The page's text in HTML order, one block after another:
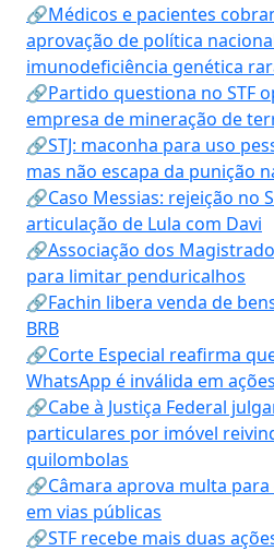
🔗Médicos e pacientes
aprovação de política
imunodeficiência genética
🔗Partido questiona no STF
empresa de mineração de
🔗STJ: maconha para uso
mas não escapa da punição
🔗Caso Messias: rejeição no
articulação de Lula com Davi
🔗Associação dos
para limitar penduricalhos
🔗Fachin libera venda de
BRB
🔗Corte Especial reafirma
WhatsApp é inválida em
🔗Cabe à Justiça Federal
particulares por imóvel
quilombolas
🔗Câmara aprova multa
em vias públicas
🔗STF recebe mais duas